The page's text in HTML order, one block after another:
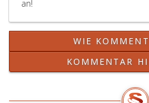
an!
WIE
KOMMENTAR